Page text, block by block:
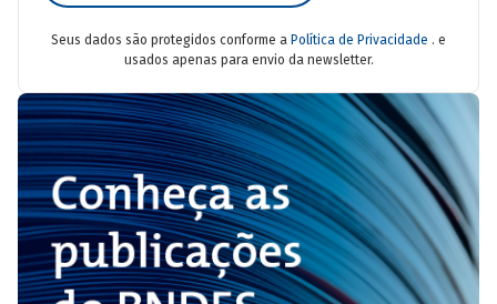
Seus dados são protegidos conforme a Política de Privacidade . e
usados apenas para envio da newsletter.